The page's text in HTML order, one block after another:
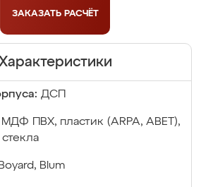
ЗАКАЗАТЬ РАСЧЁТ
ДСП
ПВХ, пластик (ARPA, ABET),
Boyard, Blum